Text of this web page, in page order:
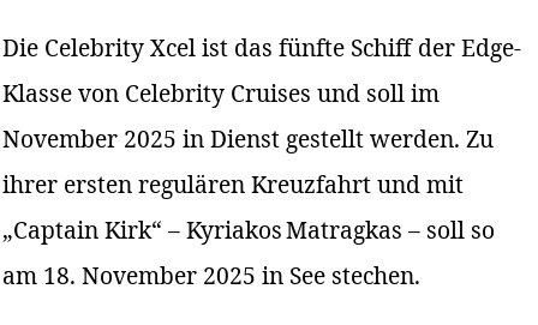
Die Celebrity Xcel ist das fünfte Schiff der Edge-
Klasse von Celebrity Cruises und soll im
November 2025 in Dienst gestellt werden. Zu
ihrer ersten regulären Kreuzfahrt und mit
„Captain Kirk“ – Kyriakos Matragkas – soll so
am 18. November 2025 in See stechen.